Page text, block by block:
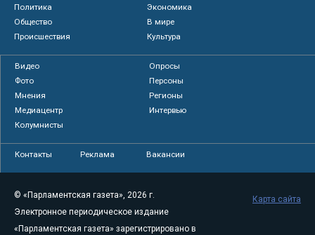
Политика
Экономика
Общество
В мире
Происшествия
Культура
Видео
Опросы
Фото
Персоны
Мнения
Регионы
Медиацентр
Интервью
Колумнисты
Контакты Реклама Вакансии
© «Парламентская газета», 2026 г.
Электронное периодическое издание
«Парламентская газета» зарегистрировано в
Карта сайта